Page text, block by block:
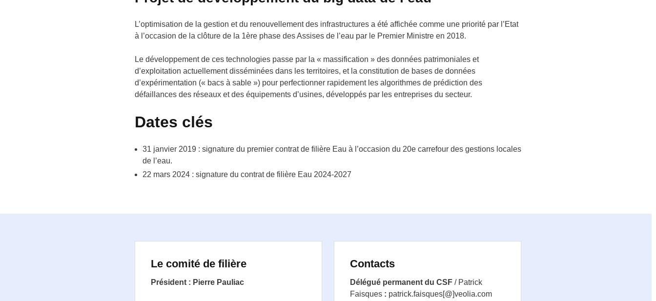
L’optimisation de la gestion et du renouvellement des infrastructures a été affichée comme une priorité par l’Etat
à l’occasion de la clôture de la 1ère phase des Assises de l’eau par le Premier Ministre en 2018.
Le développement de ces technologies passe par la « massification » des données patrimoniales et
d’exploitation actuellement disséminées dans les territoires, et la constitution de bases de données
d’expérimentation (« bacs à sable ») pour perfectionner rapidement les algorithmes de prédiction des
défaillances des réseaux et des équipements d’usines, développés par les entreprises du secteur.
Dates clés
31 janvier 2019 : signature du premier contrat de filière Eau à l’occasion du 20e carrefour des gestions locales
de l’eau.
22 mars 2024 : signature du contrat de filière Eau 2024-2027
Le comité de filière
Président : Pierre Pauliac
Contacts
Délégué permanent du CSF / Patrick
Faisques : patrick.faisques[@]veolia.com